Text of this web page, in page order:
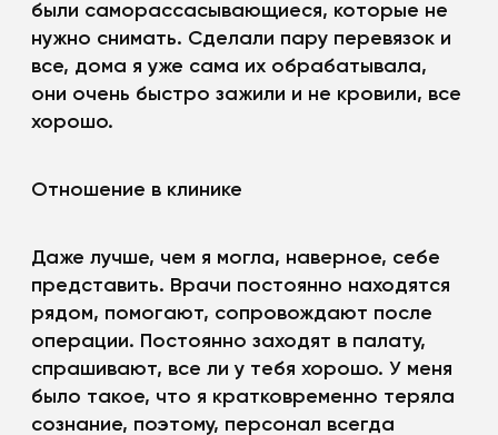
были саморассасывающиеся, которые не
нужно снимать. Сделали пару перевязок и
все, дома я уже сама их обрабатывала,
они очень быстро зажили и не кровили, все
хорошо.
Отношение в клинике
Даже лучше, чем я могла, наверное, себе
представить. Врачи постоянно находятся
рядом, помогают, сопровождают после
операции. Постоянно заходят в палату,
спрашивают, все ли у тебя хорошо. У меня
было такое, что я кратковременно теряла
сознание, поэтому, персонал всегда